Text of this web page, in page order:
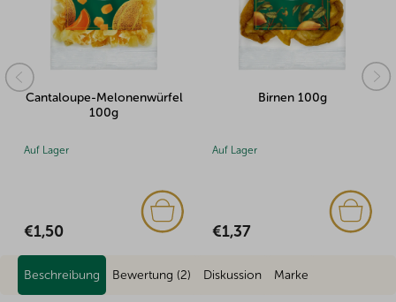
Cantaloupe-Melonenwürfel
100g
Auf Lager
€1,50
Birnen 100g
Auf Lager
€1,37
Beschreibung Bewertung (2) Diskussion Marke